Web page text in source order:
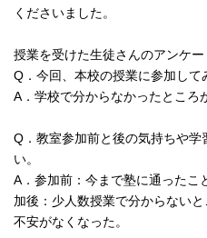
くださいました。
授業を受けた生徒さんのアンケー
Q．今回、本校の授業に参加して
A．学校で分からなかったところ
Q．教室参加前と後の気持ちや学
い。
A．参加前：今まで塾に通ったこ
加後：少人数授業で分からない
不安がなくなった。